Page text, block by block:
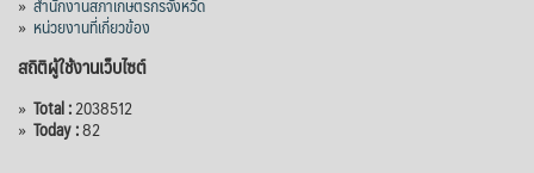
» หน่วยงานที่เกี่ยวข้อง
สถิติผู้ใช้งานเว็บไซต์
» Total :2038512
» Today :82